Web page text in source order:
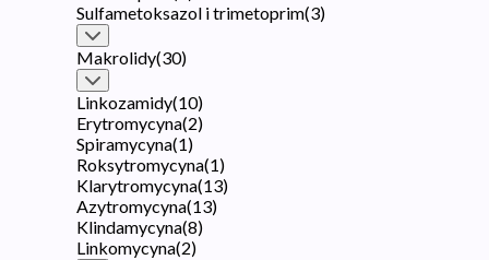
Sulfametoksazol i trimetoprim(3)
Makrolidy(30)
Linkozamidy(10)
Erytromycyna(2)
Spiramycyna(1)
Roksytromycyna(1)
Klarytromycyna(13)
Azytromycyna(13)
Klindamycyna(8)
Linkomycyna(2)